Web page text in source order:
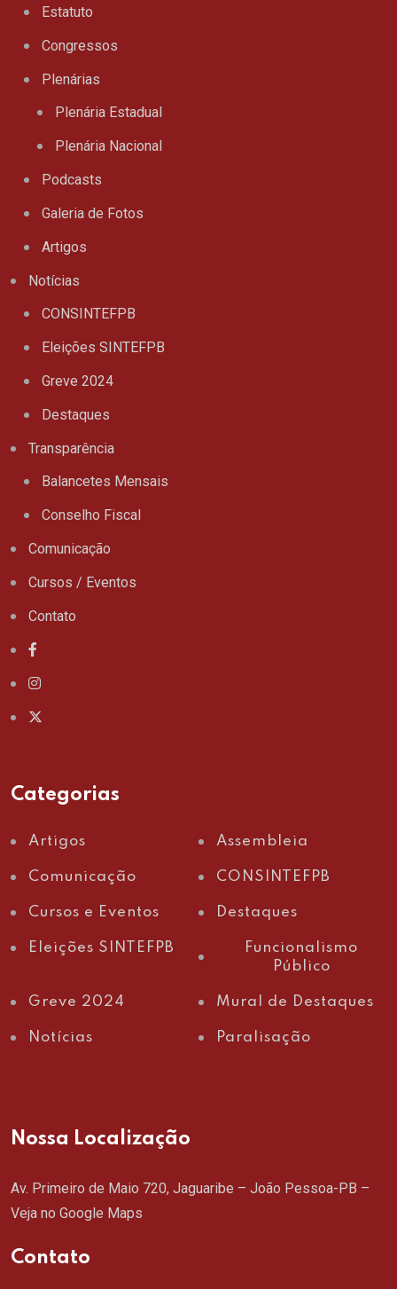
Estatuto
Congressos
Plenárias
Plenária Estadual
Plenária Nacional
Podcasts
Galeria de Fotos
Artigos
Notícias
CONSINTEFPB
Eleições SINTEFPB
Greve 2024
Destaques
Transparência
Balancetes Mensais
Conselho Fiscal
Comunicação
Cursos / Eventos
Contato
Categorias
Artigos Assembleia
Comunicação CONSINTEFPB
Cursos e Eventos Destaques
Eleições SINTEFPB
Funcionalismo
Público
Greve 2024 Mural de Destaques
Notícias Paralisação
Nossa Localização
Av. Primeiro de Maio 720, Jaguaribe – João Pessoa-PB –
Veja no Google Maps
Contato